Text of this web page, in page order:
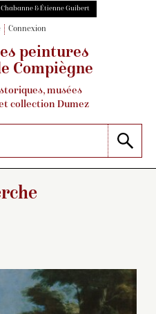
& Étienne Guibert
Connexion
peintures
Compiègne
musées
collection Dumez